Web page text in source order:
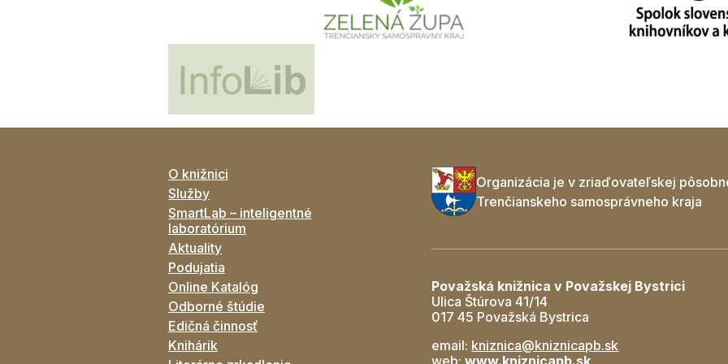
O knižnici
Služby
SmartLab – inteligentné
laboratórium
Aktuality
Podujatia
Online Katalóg
Odborné štúdie
Edičná činnosť
Knihárik
Organizácia je v zriaďovateľskej
Trenčianskeho samosprávneho kraja
Považská knižnica v Považskej Bystrici
Ulica Štúrova 41/14
017 45 Považská Bystrica
email: kniznica@kniznicapb.sk